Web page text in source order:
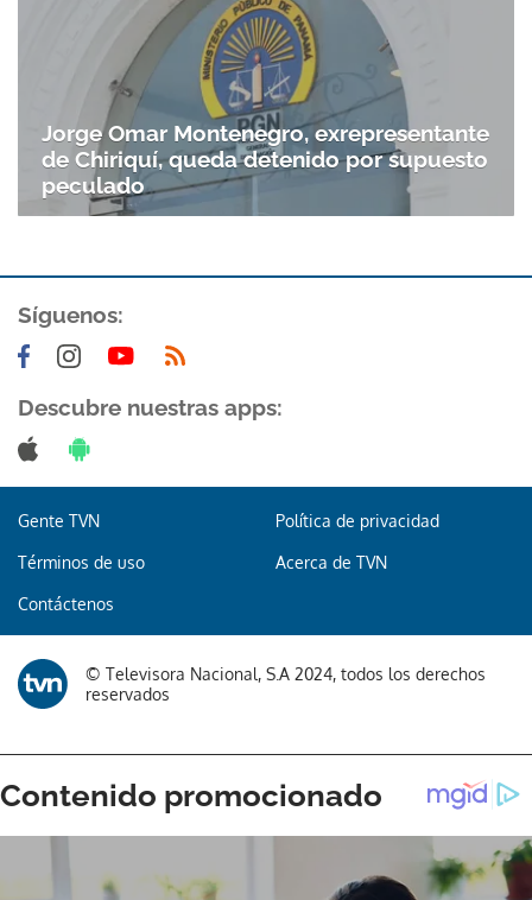
Jorge Omar Montenegro, exrepresentante
de Chiriquí, queda detenido por supuesto
peculado
Síguenos:
Descubre nuestras apps:
Gente TVN Política de privacidad
Términos de uso Acerca de TVN
Contáctenos
© Televisora Nacional, S.A 2024, todos los derechos
reservados